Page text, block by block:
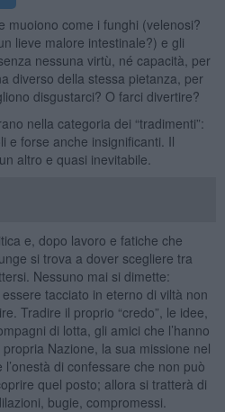
muoiono come i funghi (velenosi?
lieve malore intestinale?) e gli
nessuna virtù, né capacità, per
diverso della stessa pietanza, per
disgustarci? O farci divertire?
nella categoria dei “tradimenti”:
e forse anche insignificanti. Il
altro e quasi inevitabile.
e, dopo lavoro e fatiche che
si trova a dover scegliere tra
Nessuno mai si dimette:
tacciato in eterno di viltà non
Tradire il proprio “credo”, le idee,
di lotta, gli amici che l’hanno
Nazione, la sua missione nel
di confessare che non può
quel posto; allora si tratterà di
bugie, compromessi.